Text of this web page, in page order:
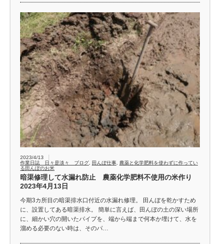
2023/4/13
作業日誌 日々是淡々 ブログ
田んぼ仕事
農薬と化学肥料を使わずに作ってい
る田んぼのお米
暗渠修理して水漏れ防止 農薬化学肥料不使用の米作り
2023年4月13日
今期3カ所目の暗渠排水口付近の水漏れ修理。 田んぼを乾かすため
に、設置してある暗渠排水。 簡単に言えば、田んぼの土の深い場所
に、細かい穴の開いたパイプを、端から端まで何本か埋けて、水を
溜める必要のない時は、そのパ…